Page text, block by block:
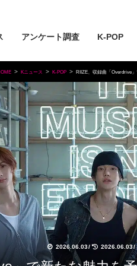
アンケート調査 K-POP
Kニュース K-POP RIIZE、収録曲「Overdrive
2026.06.03/ 2026.06.03/